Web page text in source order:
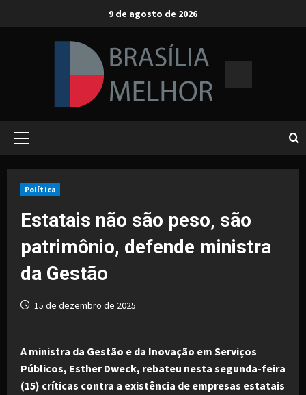
9 de agosto de 2026
Primary
Política
Estatais não são peso, são
patrimônio, defende ministra
da Gestão
15 de dezembro de 2025
A ministra da Gestão e da Inovação em Serviços
Públicos, Esther Dweck, rebateu nesta segunda-feira
(15) críticas contra a existência de empresas estatais